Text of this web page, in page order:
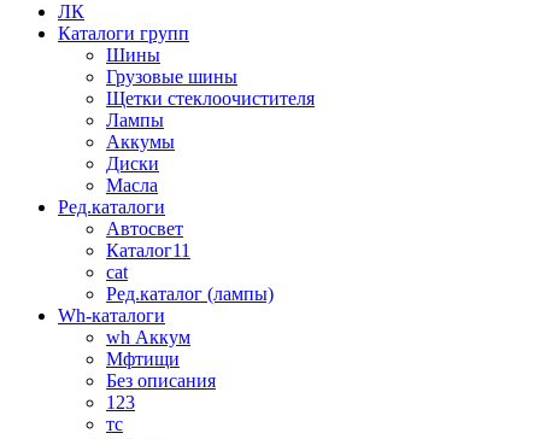
ЛК
Каталоги групп
Шины
Грузовые шины
Щетки стеклоочистителя
Лампы
Аккумы
Диски
Масла
Ред.каталоги
Автосвет
Каталог11
cat
Ред.каталог (лампы)
Wh-каталоги
wh Аккум
Мфтищи
Без описания
123
тс